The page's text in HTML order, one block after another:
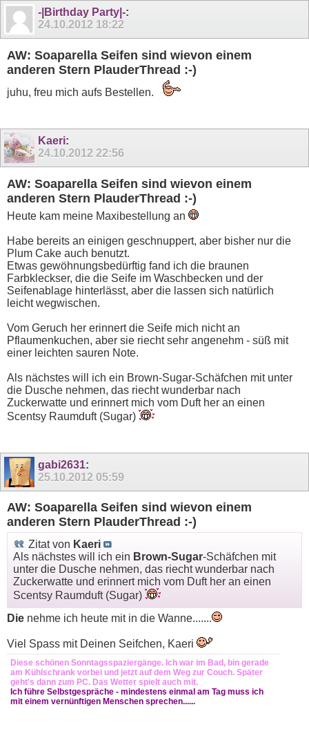
-|Birthday Party|-:
24.10.2012 18:22
AW: Soaparella Seifen sind wievon einem
anderen Stern PlauderThread :-)
juhu, freu mich aufs Bestellen.
Kaeri:
24.10.2012 22:56
AW: Soaparella Seifen sind wievon einem
anderen Stern PlauderThread :-)
Heute kam meine Maxibestellung an
Habe bereits an einigen geschnuppert, aber bisher nur die
Plum Cake auch benutzt.
Etwas gewöhnungsbedürftig fand ich die braunen
Farbkleckser, die die Seife im Waschbecken und der
Seifenablage hinterlässt, aber die lassen sich natürlich
leicht wegwischen.
Vom Geruch her erinnert die Seife mich nicht an
Pflaumenkuchen, aber sie riecht sehr angenehm - süß mit
einer leichten sauren Note.
Als nächstes will ich ein Brown-Sugar-Schäfchen mit unter
die Dusche nehmen, das riecht wunderbar nach
Zuckerwatte und erinnert mich vom Duft her an einen
Scentsy Raumduft (Sugar)
gabi2631:
25.10.2012 05:59
AW: Soaparella Seifen sind wievon einem
anderen Stern PlauderThread :-)
Zitat von Kaeri
Als nächstes will ich ein Brown-Sugar-Schäfchen mit
unter die Dusche nehmen, das riecht wunderbar nach
Zuckerwatte und erinnert mich vom Duft her an einen
Scentsy Raumduft (Sugar)
Die nehme ich heute mit in die Wanne.......
Viel Spass mit Deinen Seifchen, Kaeri
Diese schönen Sonntagsspaziergänge. Ich war im Bad, bin gerade
am Kühlschrank vorbei und jetzt auf dem Weg zur Couch. Später
geht's dann zum PC. Das Wetter spielt auch mit.
Ich führe Selbstgespräche - mindestens einmal am Tag muss ich
mit einem vernünftigen Menschen sprechen......